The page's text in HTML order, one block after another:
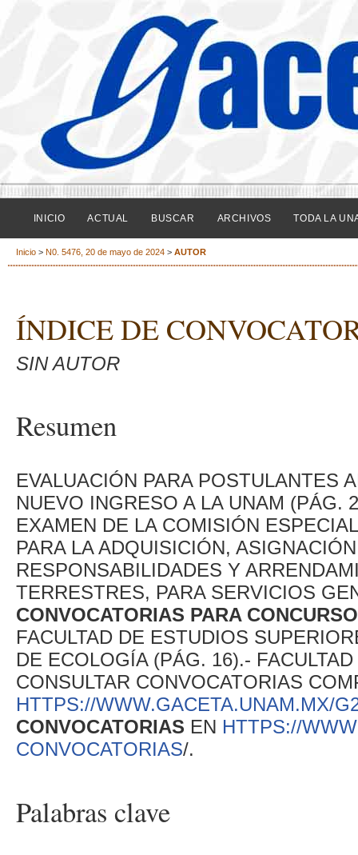
INICIO ACTUAL BUSCAR ARCHIVOS TODA LA
Inicio > N0. 5476, 20 de mayo de 2024 > AUTOR
ÍNDICE DE
SIN AUTOR
Resumen
EVALUACIÓN PARA POSTULANTES
NUEVO INGRESO A LA UNAM (PÁG.
EXAMEN DE LA COMISIÓN
PARA LA ADQUISICIÓN,
RESPONSABILIDADES Y
TERRESTRES, PARA SERVICIOS
CONVOCATORIAS PARA
FACULTAD DE ESTUDIOS
DE ECOLOGÍA (PÁG. 16).-
CONSULTAR CONVOCATORIAS
HTTPS://WWW.GACETA.UNAM.MX/
CONVOCATORIAS EN HTTPS://
CONVOCATORIAS/.
Palabras clave